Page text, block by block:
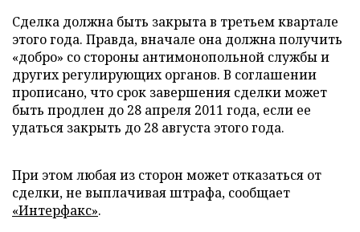
Сделка должна быть закрыта в третьем квартале
этого года. Правда, вначале она должна получить
«добро» со стороны антимонопольной службы и
других регулирующих органов. В соглашении
прописано, что срок завершения сделки может
быть продлен до 28 апреля 2011 года, если ее
удаться закрыть до 28 августа этого года.
При этом любая из сторон может отказаться от
сделки, не выплачивая штрафа, сообщает
«Интерфакс».